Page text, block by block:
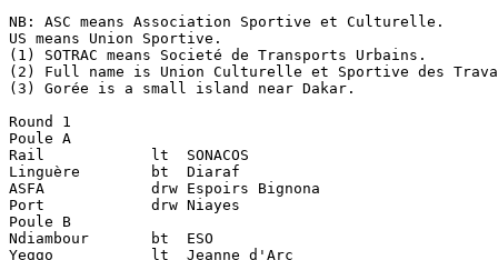
NB: ASC means Association Sportive et Culturelle.
US means Union Sportive.
(1) SOTRAC means Societé de Transports Urbains.
(2) Full name is Union Culturelle et Sportive des
(3) Gorée is a small island near Dakar.
Round 1
Poule A
Rail		lt  SONACOS
Linguère	bt  Diaraf
ASFA		drw Espoirs Bignona
Port		drw Niayes
Poule B
Ndiambour	bt  ESO
Yeggo		lt  Jeanne d'Arc